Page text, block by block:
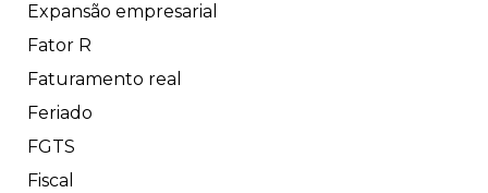
Expansão empresarial
Fator R
Faturamento real
Feriado
FGTS
Fiscal